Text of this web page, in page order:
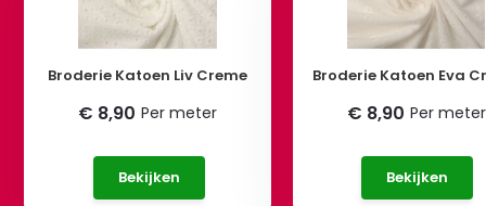
Broderie Katoen Liv Creme
€ 8,90 Per meter
Bekijken
Broderie Katoen Eva
€ 8,90 Per meter
Bekijken